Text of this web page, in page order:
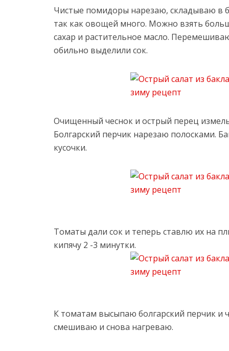
Чистые помидоры нарезаю, складываю в
так как овощей много. Можно взять
сахар и растительное масло.
обильно выделили сок.
Очищенный чеснок и острый перец
Болгарский перчик нарезаю полосками.
кусочки.
Томаты дали сок и теперь ставлю их на
кипячу 2 -3 минутки.
К томатам высыпаю болгарский перчик и
смешиваю и снова нагреваю.